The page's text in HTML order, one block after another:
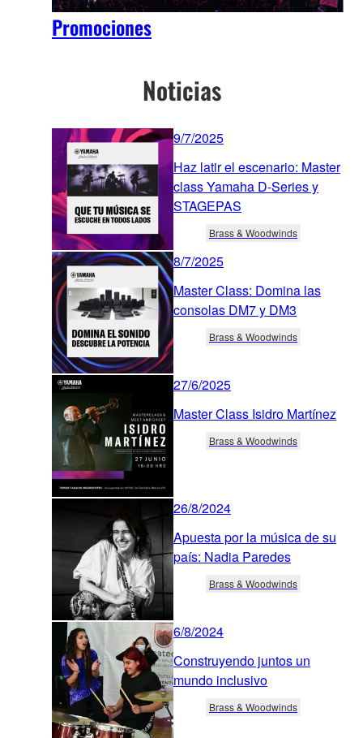
Promociones
Noticias
9/7/2025
Haz latir el escenario: Master
class Yamaha D-Series y
STAGEPAS
Brass & Woodwinds
8/7/2025
Master Class: Domina las
consolas DM7 y DM3
Brass & Woodwinds
27/6/2025
Master Class Isidro Martínez
Brass & Woodwinds
26/8/2024
Apuesta por la música de su
país: Nadia Paredes
Brass & Woodwinds
6/8/2024
Construyendo juntos un
mundo inclusivo
Brass & Woodwinds